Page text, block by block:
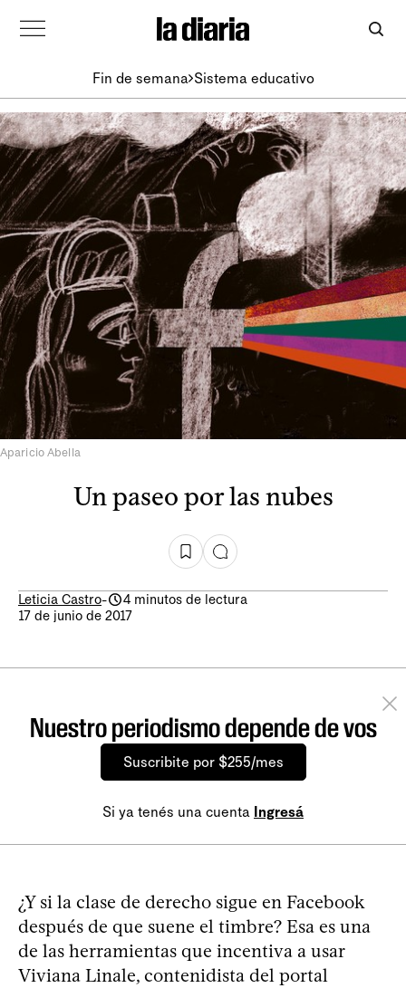
Fin de semana Sistema educativo
Aparicio Abella
Un paseo por las nubes
Leticia Castro-
4 minutos de lectura
17 de junio de 2017
Nuestro periodismo depende de vos
Suscribite por $255/mes
Si ya tenés una cuenta Ingresá
¿Y si la clase de derecho sigue en Facebook
después de que suene el timbre? Esa es una
de las herramientas que incentiva a usar
Viviana Linale, contenidista del portal